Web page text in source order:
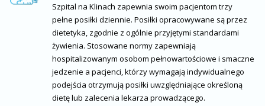
Szpital na Klinach zapewnia swoim pacjentom trzy
pełne posiłki dziennie. Posiłki opracowywane są przez
dietetyka, zgodnie z ogólnie przyjętymi standardami
żywienia. Stosowane normy zapewniają
hospitalizowanym osobom pełnowartościowe i smaczne
jedzenie a pacjenci, którzy wymagają indywidualnego
podejścia otrzymują posiłki uwzględniające określoną
dietę lub zalecenia lekarza prowadzącego.